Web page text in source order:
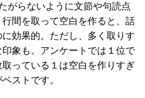
がらないように文節や句読点
間を取って空白を作ると、話
効果的。ただし、多く取りす
象も。アンケートでは１位で
っている１は空白を作りすぎ
ストです。